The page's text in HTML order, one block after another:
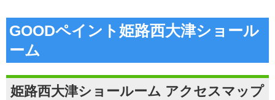
GOODペイント姫路西大津ショール
ーム
姫路西大津ショールーム アクセスマップ